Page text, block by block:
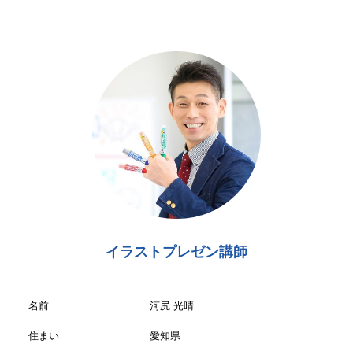
イラストプレゼン講師
名前
河尻 光晴
住まい
愛知県